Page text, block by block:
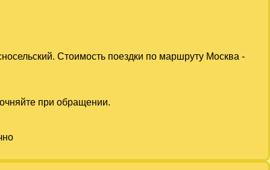
Стоимость поездки по маршруту Москва -
при обращении.